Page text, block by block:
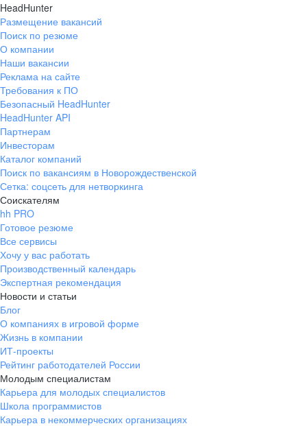
HeadHunter
Размещение вакансий
Поиск по резюме
О компании
Наши вакансии
Реклама на сайте
Требования к ПО
Безопасный HeadHunter
HeadHunter API
Партнерам
Инвесторам
Каталог компаний
Поиск по вакансиям в Новорождественской
Сетка: соцсеть для нетворкинга
Соискателям
hh PRO
Готовое резюме
Все сервисы
Хочу у вас работать
Производственный календарь
Экспертная рекомендация
Новости и статьи
Блог
О компаниях в игровой форме
Жизнь в компании
ИТ-проекты
Рейтинг работодателей России
Молодым специалистам
Карьера для молодых специалистов
Школа программистов
Карьера в некоммерческих организациях